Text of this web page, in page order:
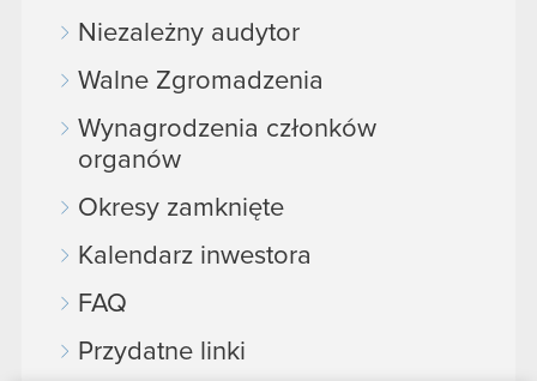
Niezależny audytor
Walne Zgromadzenia
Wynagrodzenia członków
organów
Okresy zamknięte
Kalendarz inwestora
FAQ
Przydatne linki